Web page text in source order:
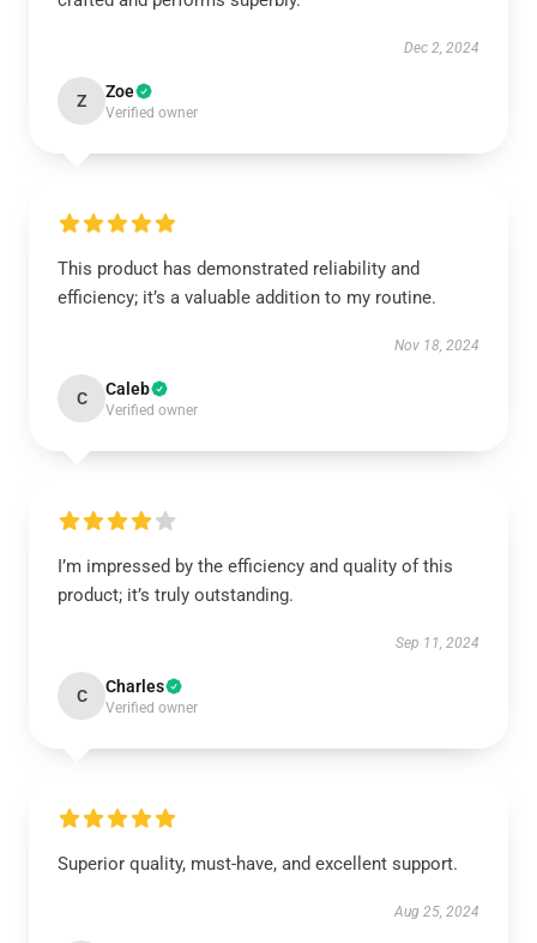
Dec 2, 2024
Z Zoe
Verified owner
This product has demonstrated reliability and
efficiency; it’s a valuable addition to my routine.
Nov 18, 2024
C Caleb
Verified owner
I’m impressed by the efficiency and quality of this
product; it’s truly outstanding.
Sep 11, 2024
C Charles
Verified owner
Superior quality, must-have, and excellent support.
Aug 25, 2024